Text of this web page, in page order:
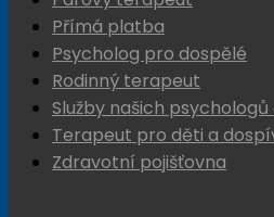
Přímá platba
Psycholog pro dospělé
Rodinný terapeut
Služby našich
Terapeut pro děti a
Zdravotní pojišťovna